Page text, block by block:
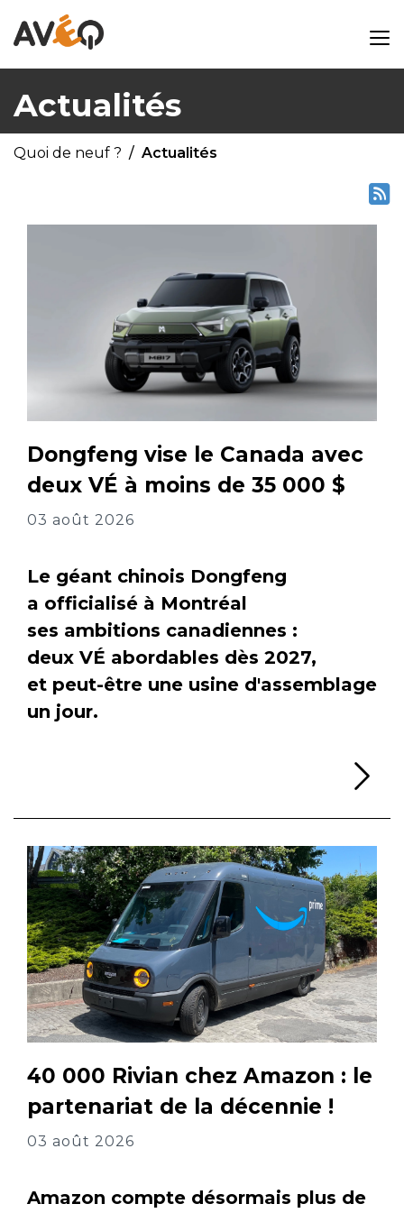
Actualités
Quoi de neuf ? Actualités
Dongfeng vise le Canada avec
deux VÉ à moins de 35 000 $
03 août 2026
Le géant chinois Dongfeng
a officialisé à Montréal
ses ambitions canadiennes :
deux VÉ abordables dès 2027,
et peut-être une usine d'assemblage
un jour.
40 000 Rivian chez Amazon : le
partenariat de la décennie !
03 août 2026
Amazon compte désormais plus de